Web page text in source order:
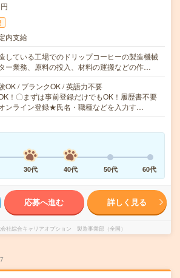
内支給
している工場でのドリップコーヒーの製造機械
ー業務、原料の投入、材料の運搬などの作…
OK / ブランクOK / 英語力不要
！〇まずは事前登録だけでもOK！履歴書不要
ンライン登録★氏名・職種などを入力す…
30代 40代 50代 60代
応募へ進む 詳しく見る
社綜合キャリアオプション 製造事業部（全国）